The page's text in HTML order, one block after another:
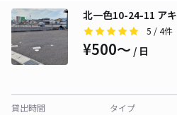
北一色10-24-11 ア
5 / 4件
¥500〜 / 日
貸出時間
タイプ